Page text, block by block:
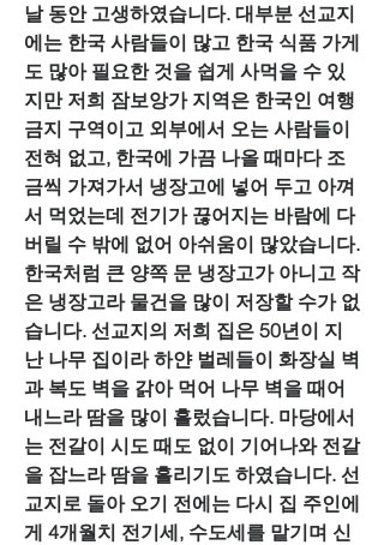
날 동안 고생하였습니다. 대부분 선교지
에는 한국 사람들이 많고 한국 식품 가게
도 많아 필요한 것을 쉽게 사먹을 수 있
지만 저희 잠보앙가 지역은 한국인 여행
금지 구역이고 외부에서 오는 사람들이
전혀 없고, 한국에 가끔 나올 때마다 조
금씩 가져가서 냉장고에 넣어 두고 아껴
서 먹었는데 전기가 끊어지는 바람에 다
버릴 수 밖에 없어 아쉬움이 많았습니다.
한국처럼 큰 양쪽 문 냉장고가 아니고 작
은 냉장고라 물건을 많이 저장할 수가 없
습니다. 선교지의 저희 집은 50년이 지
난 나무 집이라 하얀 벌레들이 화장실 벽
과 복도 벽을 갉아 먹어 나무 벽을 때어
내느라 땀을 많이 흘렀습니다. 마당에서
는 전갈이 시도 때도 없이 기어나와 전갈
을 잡느라 땀을 흘리기도 하였습니다. 선
교지로 돌아 오기 전에는 다시 집 주인에
게 4개월치 전기세, 수도세를 맡기며 신